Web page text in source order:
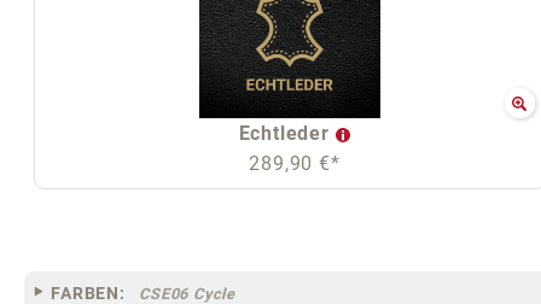
Echtleder
289,90 €*
FARBEN: CSE06 Cycle